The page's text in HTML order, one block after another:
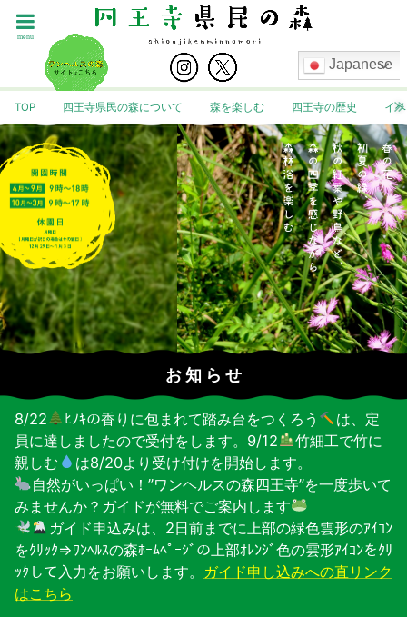
Japanese
menu
TOP 四王寺県民の森について 森を楽しむ 四王寺の歴史 イ
お 知 ら せ
8/22 ﾋﾉｷの香りに包まれて踏み台をつくろう
は、定
員に達しましたので受付をします。9/12
竹細工で竹に
親しむ
は8/20より受け付けを開始します。
自然がいっぱい！”ワンヘルスの森四王寺”を一度歩いて
みませんか？ガイドが無料でご案内します
ガイド申込みは、2日前までに上部の緑色雲形のｱｲｺﾝ
をｸﾘｯｸ⇒ﾜﾝﾍﾙｽの森ﾎｰﾑﾍﾟｰｼﾞの上部ｵﾚﾝｼﾞ色の雲形ｱｲｺﾝをｸﾘ
ｯｸして入力をお願いします。 ガイド申し込みへの直リンク
はこちら